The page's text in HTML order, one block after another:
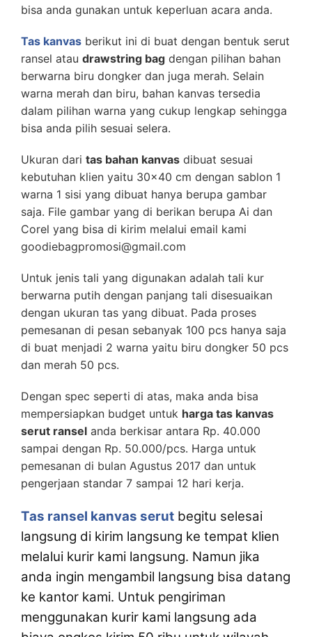
bisa anda gunakan untuk keperluan acara anda.
Tas kanvas berikut ini di buat dengan bentuk serut
ransel atau drawstring bag dengan pilihan bahan
berwarna biru dongker dan juga merah. Selain
warna merah dan biru, bahan kanvas tersedia
dalam pilihan warna yang cukup lengkap sehingga
bisa anda pilih sesuai selera.
Ukuran dari tas bahan kanvas dibuat sesuai
kebutuhan klien yaitu 30×40 cm dengan sablon 1
warna 1 sisi yang dibuat hanya berupa gambar
saja. File gambar yang di berikan berupa Ai dan
Corel yang bisa di kirim melalui email kami
goodiebagpromosi@gmail.com
Untuk jenis tali yang digunakan adalah tali kur
berwarna putih dengan panjang tali disesuaikan
dengan ukuran tas yang dibuat. Pada proses
pemesanan di pesan sebanyak 100 pcs hanya saja
di buat menjadi 2 warna yaitu biru dongker 50 pcs
dan merah 50 pcs.
Dengan spec seperti di atas, maka anda bisa
mempersiapkan budget untuk harga tas kanvas
serut ransel anda berkisar antara Rp. 40.000
sampai dengan Rp. 50.000/pcs. Harga untuk
pemesanan di bulan Agustus 2017 dan untuk
pengerjaan standar 7 sampai 12 hari kerja.
Tas ransel kanvas serut begitu selesai
langsung di kirim langsung ke tempat klien
melalui kurir kami langsung. Namun jika
anda ingin mengambil langsung bisa datang
ke kantor kami. Untuk pengiriman
menggunakan kurir kami langsung ada